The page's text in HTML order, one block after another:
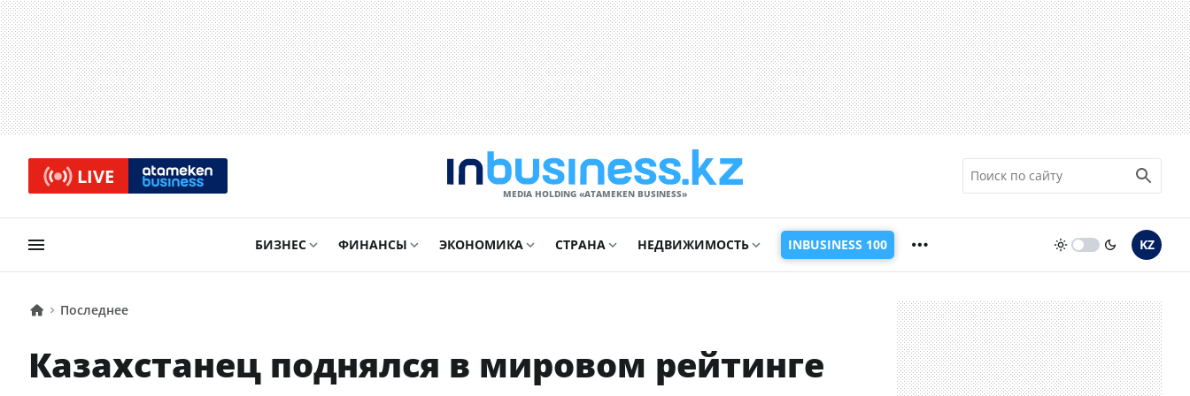
LIVE
MEDIA HOLDING «ATAMEKЕN BUSINESS»
БИЗНЕС ФИНАНСЫ ЭКОНОМИКА СТРАНА НЕДВИЖИМОСТЬ INBUSINESS 100 KZ
Последнее
Казахстанец поднялся в мировом рейтинге